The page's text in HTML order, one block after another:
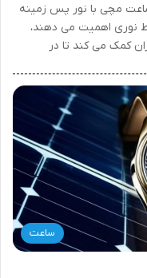
مچی با نور پس زمینه
نوری اهمیت می دهند،
کمک می کند تا در
ساعت